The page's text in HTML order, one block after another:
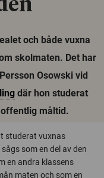
och både vuxna
skolmaten. Det har
Osowski vid
där hon studerat
måltid.
studerat vuxnas
som en del av den
en andra klassens
maten och som en